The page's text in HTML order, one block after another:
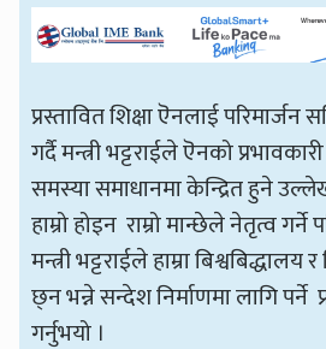
प्रस्तावित शिक्षा ऎनलाई परिमार्जन
गर्दै मन्त्री भट्टराईले ऎनको
समस्या समाधानमा केन्द्रित हुने
हाम्रो होइन राम्रो मान्छेले नेतृत्व
मन्त्री भट्टराईले हाम्रा
छ्न भन्ने सन्देश निर्माणमा लागि पर्ने
गर्नुभयो ।